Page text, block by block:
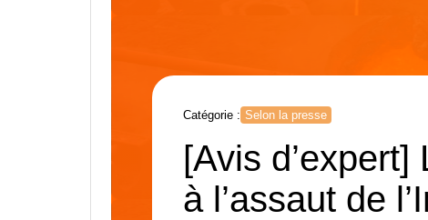
Catégorie : Selon la presse
[Avis d’expert]
à l’assaut de